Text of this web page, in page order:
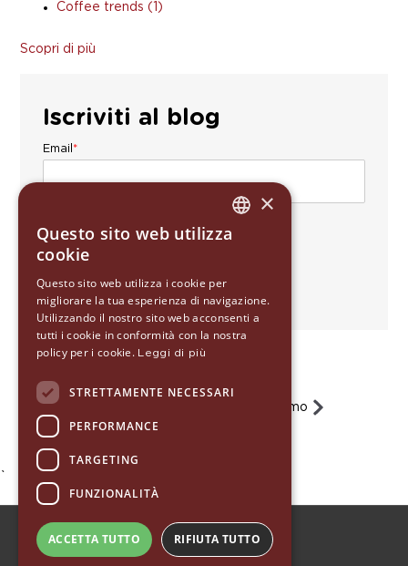
Coffee trends(1)
Scopri di più
Iscriviti al blog
Email *
Prossimo
`
© 2020 EUREKA 1920 - ALL RIGHT RESERVED
PRIVACY POLICY
GERMAN
SPANISH
×
Questo sito web utilizza
cookie
Questo sito web utilizza i cookie per
migliorare la tua esperienza di navigazione.
Utilizzando il nostro sito web acconsenti a
tutti i cookie in conformità con la nostra
policy per i cookie. Leggi di più
STRETTAMENTE NECESSARI
PERFORMANCE
TARGETING
FUNZIONALITÀ
ACCETTA TUTTO RIFIUTA TUTTO